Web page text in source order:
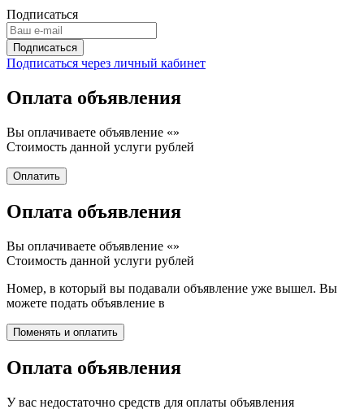
Подписаться
Подписаться через личный кабинет
Оплата объявления
Вы оплачиваете объявление «»
Стоимость данной услуги рублей
Оплата объявления
Вы оплачиваете объявление «»
Стоимость данной услуги рублей
Номер, в который вы подавали объявление уже вышел. Вы
можете подать объявление в
Оплата объявления
У вас недостаточно средств для оплаты объявления